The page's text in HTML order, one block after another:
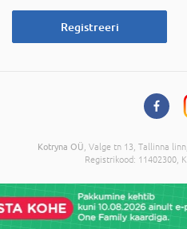
Registreeri
Kotryna OÜ , Valge tn 13, Tallinna
Registrikood: 11402300,
administratsiooni